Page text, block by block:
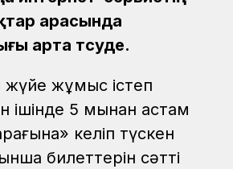
арасында
арта түсуде.
жүйе жұмыс істеп
ішінде 5 мыңнан астам
келіп түскен
билеттерін сәтті